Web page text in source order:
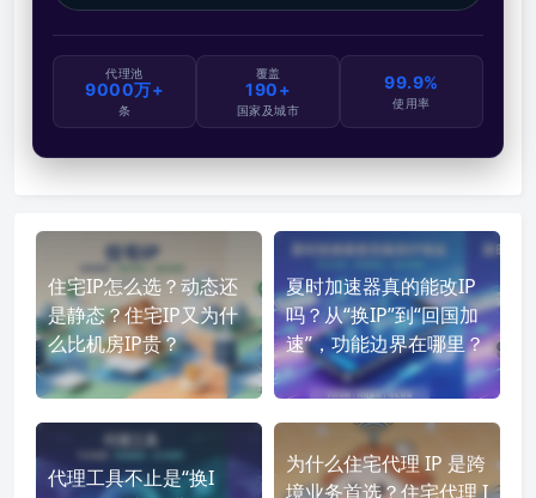
代理池
9000万+
条
覆盖
190+
国家及城市
99.9%
使用率
住宅IP怎么选？动态还
是静态？住宅IP又为什
么比机房IP贵？
夏时加速器真的能改IP
吗？从“换IP”到“回国加
速”，功能边界在哪里？
代理工具不止是“换I
为什么住宅代理 IP 是跨
境业务首选？住宅代理 I